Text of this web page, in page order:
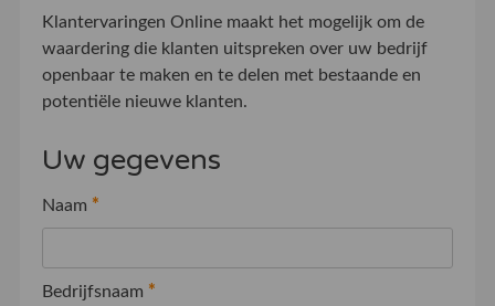
Klantervaringen Online maakt het mogelijk om de
waardering die klanten uitspreken over uw bedrijf
openbaar te maken en te delen met bestaande en
potentiële nieuwe klanten.
Uw gegevens
Naam *
Bedrijfsnaam *